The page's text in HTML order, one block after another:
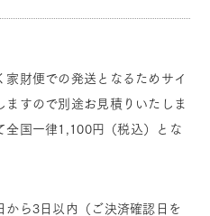
財便での発送となるためサイ
ますので別途お見積りいたしま
全国一律1,100円（税込）とな
ら3日以内（ご決済確認日を